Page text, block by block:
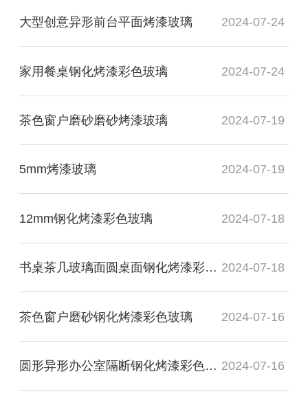
大型创意异形前台平面烤漆玻璃 2024-07-24
家用餐桌钢化烤漆彩色玻璃 2024-07-24
茶色窗户磨砂磨砂烤漆玻璃 2024-07-19
5mm烤漆玻璃 2024-07-19
12mm钢化烤漆彩色玻璃 2024-07-18
书桌茶几玻璃面圆桌面钢化烤漆彩色玻璃 2024-07-18
茶色窗户磨砂钢化烤漆彩色玻璃 2024-07-16
圆形异形办公室隔断钢化烤漆彩色玻璃 2024-07-16